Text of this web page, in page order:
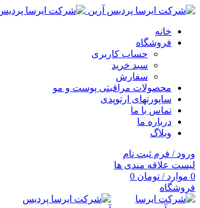
خانه
فروشگاه
حساب کاربری
سبد خرید
سفارش
محصولات مراقبتی پوست و مو
ساپورتهای ارتوپدی
تماس با ما
درباره ما
وبلاگ
ورود / فرم ثبت نام
لیست علاقه مندی ها
0 موارد / تومان
فروشگاه